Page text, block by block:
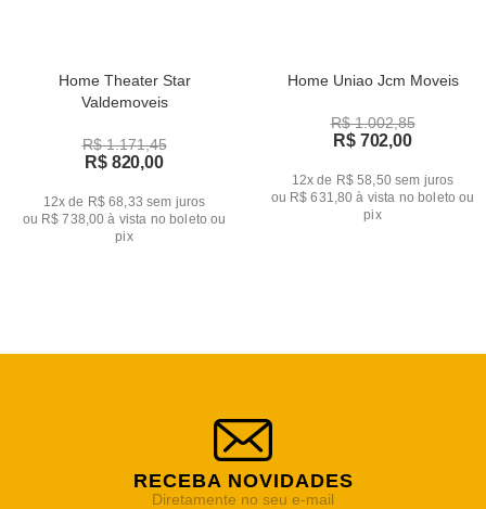
Home Theater Star
Valdemoveis
R$ 1.171,45
R$ 820,00
12x de R$ 68,33 sem juros
ou R$ 738,00 à vista no boleto ou
pix
Home Uniao Jcm Moveis
R$ 1.002,85
R$ 702,00
12x de R$ 58,50 sem juros
ou R$ 631,80 à vista no boleto ou
pix
RECEBA NOVIDADES
Diretamente no seu e-mail